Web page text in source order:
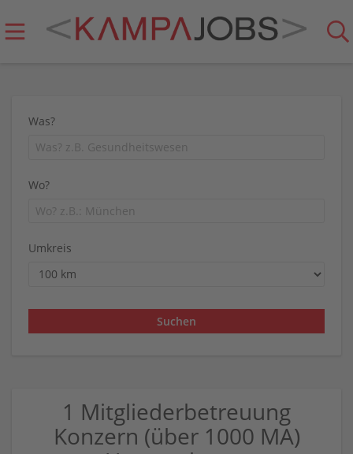
Was?
Wo?
Umkreis
1 Mitgliederbetreuung
Konzern (über 1000 MA)